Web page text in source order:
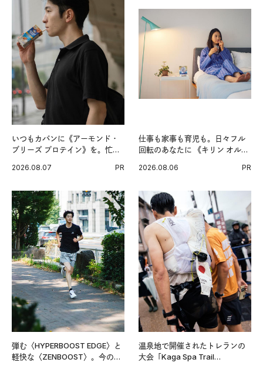
いつもカバンに《アーモンド・
ブリーズ プロテイン》を。忙し
グ習慣。
2026.08.07 PR
仕事も家事も育児も。日々フル
回転のあなたに 《キリン オルニ
2026.08.06 PR
弾む〈HYPERBOOST EDGE〉と
軽快な〈ZENBOOST〉。今の時
温泉地で開催されたトレランの
大会「Kaga Spa Trail